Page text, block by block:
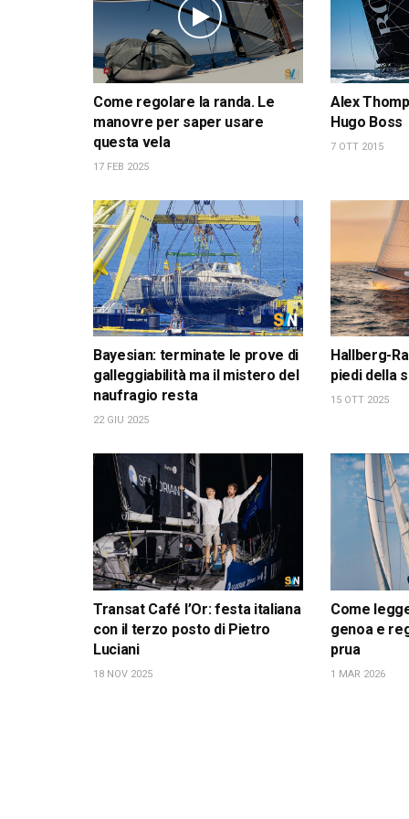
Come regolare la randa. Le
manovre per saper usare
questa vela
17 FEB 2025
Alex
Hugo Boss
7 OTT 2015
Bayesian: terminate le prove di
galleggiabilità ma il mistero del
naufragio resta
22 GIU 2025
Hallberg-
piedi della
15 OTT 2025
Transat Café l’Or: festa italiana
con il terzo posto di Pietro
Luciani
18 NOV 2025
Come
genoa e
prua
1 MAR 2026